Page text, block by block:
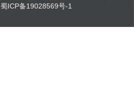
蜀ICP备19028569号-1